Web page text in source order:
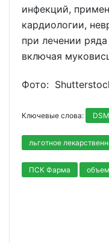
инфекций,
кардиологии,
при лечении
включая
Фото:
Ключевые слова:
льготное
ПСК Фарма